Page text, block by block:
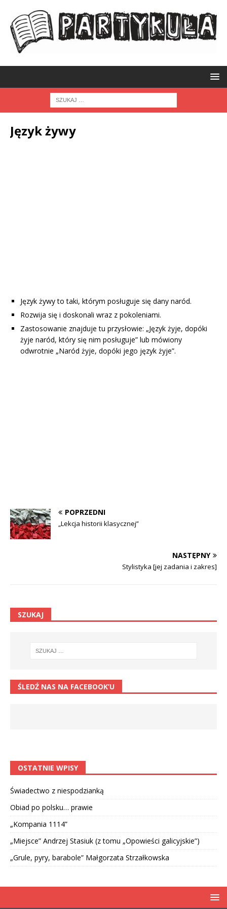
Język żywy
Język żywy to taki, którym posługuje się dany naród.
Rozwija się i doskonali wraz z pokoleniami.
Zastosowanie znajduje tu przysłowie: „Język żyje, dopóki
żyje naród, który się nim posługuje” lub mówiony
odwrotnie „Naród żyje, dopóki jego język żyje”.
POPRZEDNI
„Lekcja historii klasycznej”
NASTĘPNY
Stylistyka [jej zadania i zakres]
SZUKAJ
ŚLEDŹ NAS NA FACEBOOK’U
OSTATNIE WPISY
Świadectwo z niespodzianką
Obiad po polsku… prawie
„Kompania 1114”
„Miejsce” Andrzej Stasiuk (z tomu „Opowieści galicyjskie”)
„Grule, pyry, barabole” Małgorzata Strzałkowska